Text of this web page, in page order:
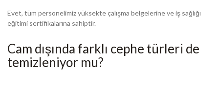
Evet, tüm personelimiz yüksekte çalışma belgelerine ve iş sağlığı
eğitimi sertifikalarına sahiptir.
Cam dışında farklı cephe türleri de
temizleniyor mu?